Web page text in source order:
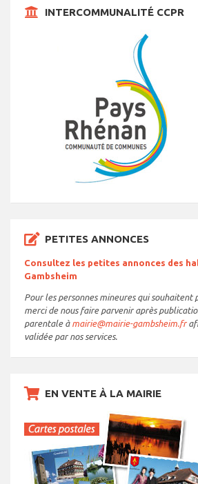
INTERCOMMUNALITÉ CCPR
PETITES ANNONCES
Consultez les petites annonces des
Gambsheim
Pour les personnes mineures qui souhaitent
merci de nous faire parvenir après
parentale à mairie@mairie-gambsheim.fr
validée par nos services.
EN VENTE À LA MAIRIE